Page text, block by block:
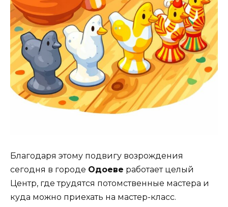
Благодаря этому подвигу возрождения
сегодня в городе Одоеве работает целый
Центр, где трудятся потомственные мастера и
куда можно приехать на мастер-класс.